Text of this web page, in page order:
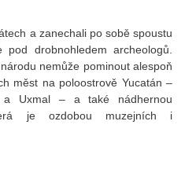
a zanechali po sobě spoustu
drobnohledem archeologů.
nemůže pominout alespoň
měst na poloostrově Yucatán –
a Uxmal – a také nádhernou
je ozdobou muzejních i